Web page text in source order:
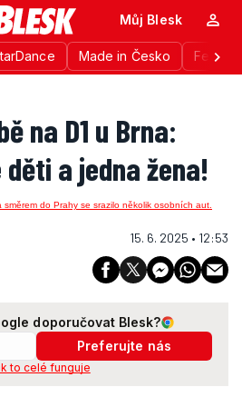
Made in Česko
Můj Blesk
na D1 u Brna:
a jedna žena!
15. 6. 2025 • 12:53
doporučovat Blesk?
Preferujte nás
to celé funguje